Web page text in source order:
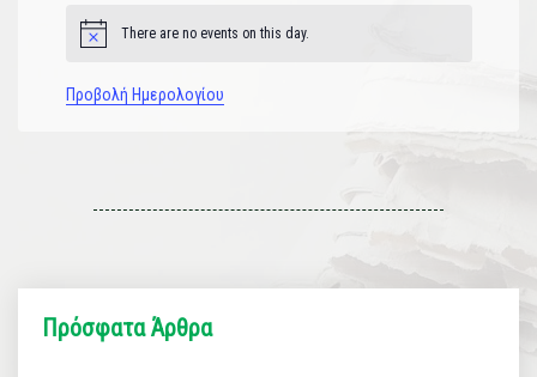
Notice There are no events on this day.
Προβολή Ημερολογίου
Πρόσφατα Άρθρα